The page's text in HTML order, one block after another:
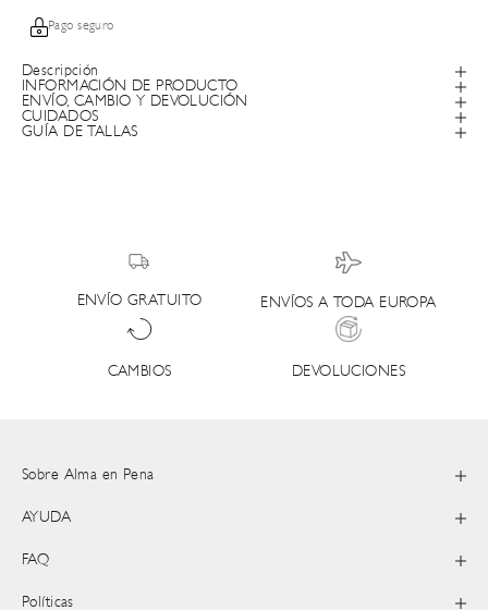
Pago seguro
Descripción
INFORMACIÓN DE PRODUCTO
ENVÍO, CAMBIO Y DEVOLUCIÓN
CUIDADOS
GUÍA DE TALLAS
ENVÍO GRATUITO ENVÍOS A TODA EUROPA
CAMBIOS DEVOLUCIONES
Sobre Alma en Pena
AYUDA
FAQ
Políticas